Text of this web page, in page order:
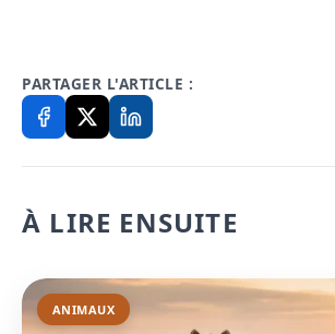
PARTAGER L'ARTICLE :
À LIRE ENSUITE
ANIMAUX